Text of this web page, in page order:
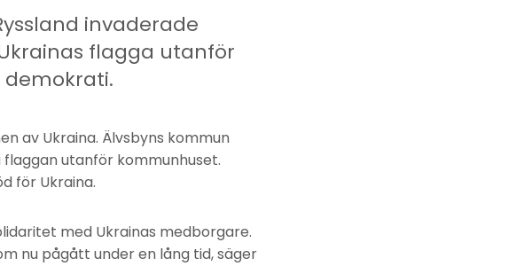
invaderade
flagga utanför
av Ukraina. Älvsbyns kommun
utanför kommunhuset.
för Ukraina.
med Ukrainas medborgare.
nu pågått under en lång tid, säger